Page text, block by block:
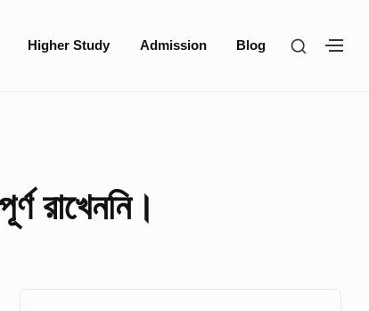
Higher Study Admission Blog
SHOW
রাখেননি।